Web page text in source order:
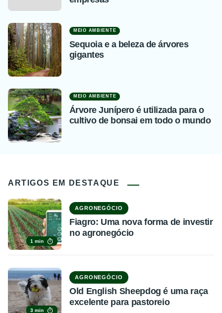
MEIO AMBIENTE
Sequoia e a beleza de árvores
gigantes
MEIO AMBIENTE
Árvore Junípero é utilizada para o
cultivo de bonsai em todo o mundo
ARTIGOS EM DESTAQUE
1 min
AGRONEGÓCIO
Fiagro: Uma nova forma de investir
no agronegócio
3 min
AGRONEGÓCIO
Old English Sheepdog é uma raça
excelente para pastoreio